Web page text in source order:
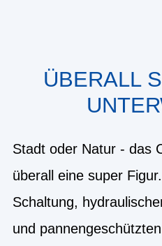
ÜBERALL
Stadt oder Natur - das
überall eine super
Schaltung,
und